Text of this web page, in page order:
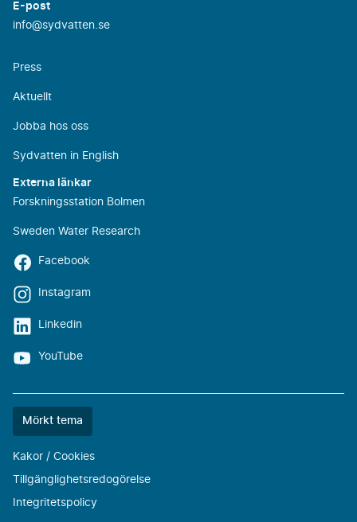
E-post
info@sydvatten.se
Press
Aktuellt
Jobba hos oss
Sydvatten in English
Externa länkar
Forskningsstation Bolmen
Sweden Water Research
Facebook
Instagram
Linkedin
YouTube
Färgtemat
Mörkt tema
Kakor / Cookies
Tillgänglighetsredogörelse
Integritetspolicy